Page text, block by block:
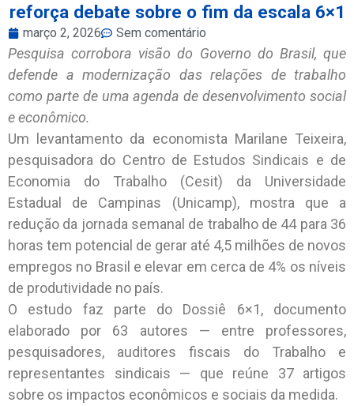
reforça debate sobre o fim da escala 6×1
março 2, 2026 Sem comentário
Pesquisa corrobora visão do Governo do Brasil, que
defende a modernização das relações de trabalho
como parte de uma agenda de desenvolvimento social
e econômico.
Um levantamento da economista Marilane Teixeira,
pesquisadora do Centro de Estudos Sindicais e de
Economia do Trabalho (Cesit) da Universidade
Estadual de Campinas (Unicamp), mostra que a
redução da jornada semanal de trabalho de 44 para 36
horas tem potencial de gerar até 4,5 milhões de novos
empregos no Brasil e elevar em cerca de 4% os níveis
de produtividade no país.
O estudo faz parte do Dossiê 6×1, documento
elaborado por 63 autores — entre professores,
pesquisadores, auditores fiscais do Trabalho e
representantes sindicais — que reúne 37 artigos
sobre os impactos econômicos e sociais da medida.